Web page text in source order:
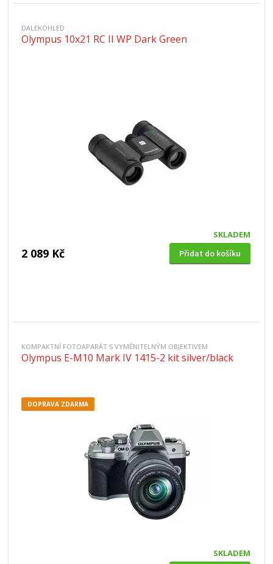
DALEKOHLED
Olympus 10x21 RC II WP Dark Green
SKLADEM
2 089 Kč Přidat do košíku
KOMPAKTNÍ FOTOAPARÁT S VYMĚNITELNÝM OBJEKTIVEM
Olympus E-M10 Mark IV 1415-2 kit silver/black
DOPRAVA ZDARMA
SKLADEM